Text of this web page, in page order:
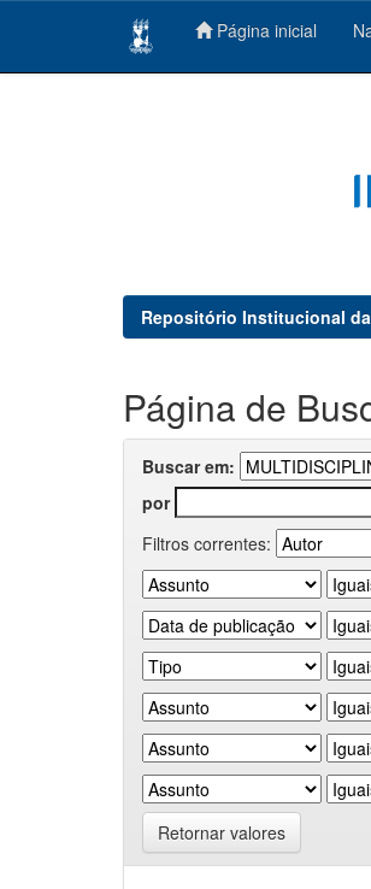
Página inicial
Repositório Institucional
Página de
Buscar em:
por
Filtros correntes:
Retornar valores